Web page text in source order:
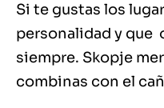
Si te gustas los
personalidad y que
siempre. Skopje
combinas con el